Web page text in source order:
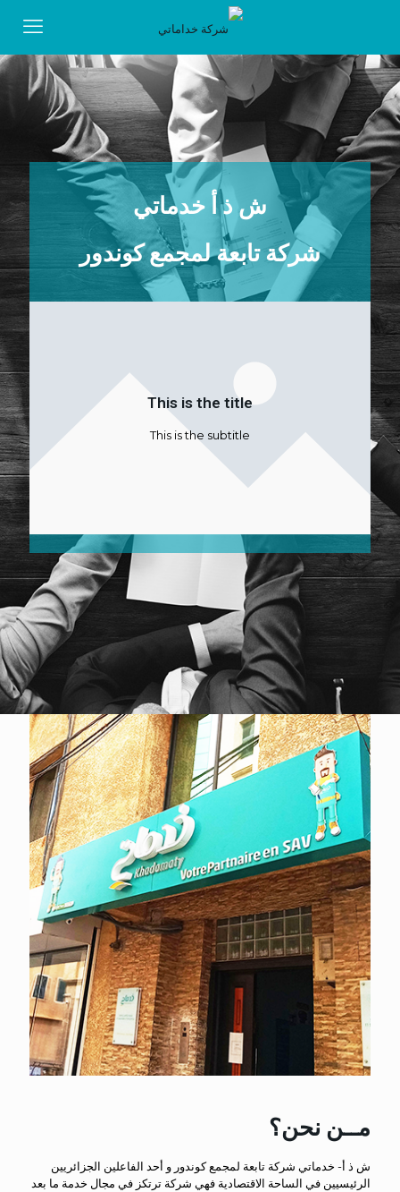
ش ذ أ خدماتي
شركة تابعة لمجمع كوندور
This is the title
This is the subtitle
مــن نحن؟
ش ذ أ- خدماتي شركة تابعة لمجمع كوندور و أحد الفاعلين الجزائريين
الرئيسيين في الساحة الاقتصادية فهي شركة ترتكز في مجال خدمة ما بعد